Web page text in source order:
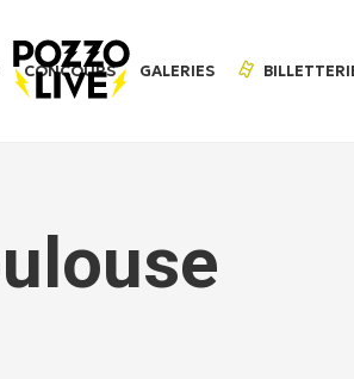
CONCOURS GALERIES